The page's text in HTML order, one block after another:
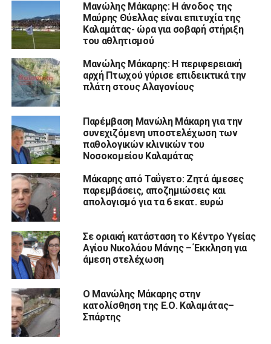
Μανώλης Μάκαρης: Η άνοδος της
Μαύρης Θύελλας είναι επιτυχία της
Καλαμάτας- ώρα για σοβαρή στήριξη
του αθλητισμού
Μανώλης Μάκαρης: Η περιφερειακή
αρχή Πτωχού γύρισε επιδεικτικά την
πλάτη στους Αλαγονίους
Παρέμβαση Μανώλη Μάκαρη για την
συνεχιζόμενη υποστελέχωση των
παθολογικών κλινικών του
Νοσοκομείου Καλαμάτας
Μάκαρης από Ταΰγετο: Ζητά άμεσες
παρεμβάσεις, αποζημιώσεις και
απολογισμό για τα 6 εκατ. ευρώ
Σε οριακή κατάσταση το Κέντρο Υγείας
Αγίου Νικολάου Μάνης – Έκκληση για
άμεση στελέχωση
Ο Μανώλης Μάκαρης στην
κατολίσθηση της Ε.Ο. Καλαμάτας–
Σπάρτης